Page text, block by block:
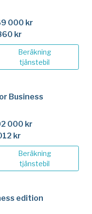
000 kr
kr
Beräkning
tjänstebil
Business
000 kr
kr
Beräkning
tjänstebil
edition